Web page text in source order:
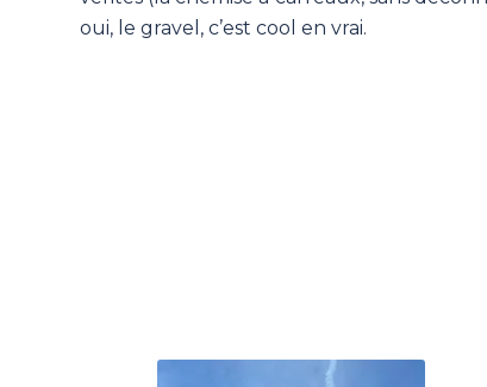
oui, le gravel, c’est cool en vrai.